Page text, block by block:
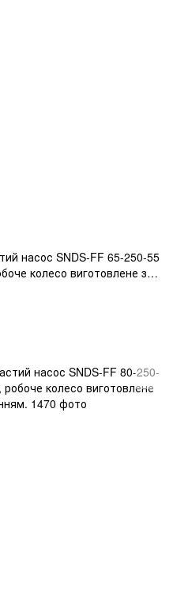
насос SNDS-FF 65-250-55
колесо виготовлене з